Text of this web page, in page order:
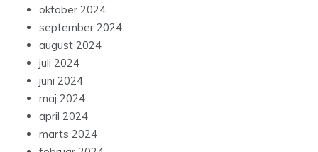
oktober 2024
september 2024
august 2024
juli 2024
juni 2024
maj 2024
april 2024
marts 2024